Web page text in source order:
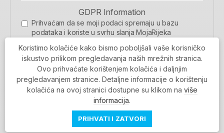
GDPR Information
Prihvaćam da se moji podaci spremaju u bazu
podataka i koriste u svrhu slanja MojaRijeka
MOJARIJEKA NEWSLETTER
PRIJAVI SE
Povratak na vrh
Koristimo kolačiće kako bismo poboljšali vaše korisničko
iskustvo prilikom pregledavanja naših mrežnih stranica.
Ovo prihvaćate korištenjem kolačića i daljnjim
pregledavanjem stranice. Detaljne informacije o korištenju
kolačića na ovoj stranici dostupne su klikom na više
informacija.
PRIHVATI I ZATVORI